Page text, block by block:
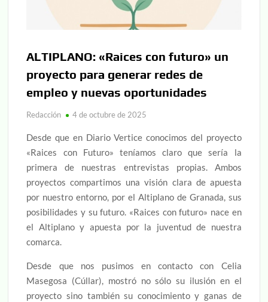
ALTIPLANO: «Raices con futuro» un
proyecto para generar redes de
empleo y nuevas oportunidades
Redacción 4 de octubre de 2025
Desde que en Diario Vertice conocimos del proyecto
«Raices con Futuro» teníamos claro que sería la
primera de nuestras entrevistas propias. Ambos
proyectos compartimos una visión clara de apuesta
por nuestro entorno, por el Altiplano de Granada, sus
posibilidades y su futuro. «Raices con futuro» nace en
el Altiplano y apuesta por la juventud de nuestra
comarca.
Desde que nos pusimos en contacto con Celia
Masegosa (Cúllar), mostró no sólo su ilusión en el
proyecto sino también su conocimiento y ganas de